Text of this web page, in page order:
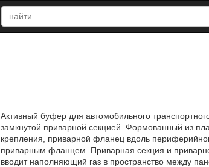
Активный буфер для автомобильного
замкнутой приварной секцией. Формованный из
крепления, приварной фланец вдоль
приварным фланцем. Приварная секция и
вводит наполняющий газ в пространство между